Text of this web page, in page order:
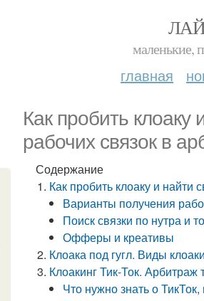
маленькие,
главная
Как пробить
рабочих связок в
Содержание
Как пробить клоаку и найти
Варианты получения
Поиск связки по нутра и
Офферы и креативы
Клоака под гугл. Виды
Клоакинг Тик-Ток. Арбитраж
Что нужно знать о